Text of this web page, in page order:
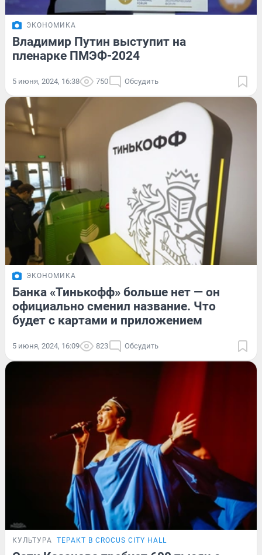
ЭКОНОМИКА
Владимир Путин выступит на
пленарке ПМЭФ-2024
5 июня, 2024, 16:38 750 Обсудить
ЭКОНОМИКА
Банка «Тинькофф» больше нет — он
официально сменил название. Что
будет с картами и приложением
5 июня, 2024, 16:09 823 Обсудить
КУЛЬТУРА ТЕРАКТ В CROCUS CITY HALL